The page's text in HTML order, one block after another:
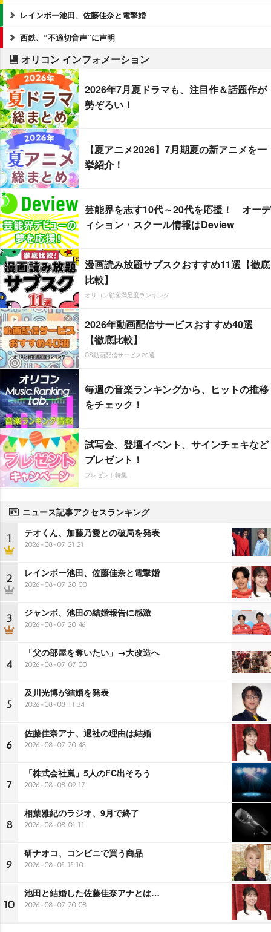
レインボー池田、佐藤佳奈と電撃婚
西鉄、“不適切音声”に声明
オリコン インフォメーション
2026年7月夏ドラマも、注目作＆話題作が
勢ぞろい！
【夏アニメ2026】7月期夏の新アニメを一
挙紹介！
芸能界を志す10代～20代を応援！ オーデ
ィション・スクール情報はDeview
漫画読み放題サブスクおすすめ11選【徹底
比較】
オリコン顧客満足度ランキング
2026年動画配信サービスおすすめ40選
【徹底比較】
CS動画配信サービス20選
毎週の音楽ランキングから、ヒットの推移
をチェック！
試写会、登壇イベント、サインチェキなど
プレゼント！
プレゼント特集
ニュース記事アクセスランキング
1 テオくん、加藤乃愛との破局を発表
2026-08-07 21:21
2 レインボー池田、佐藤佳奈と電撃婚
2026-08-07 20:00
3 ジャンボ、池田の結婚報告に感激
2026-08-07 20:46
4
「父の部屋を奪いたい」→大改造へ
2026-08-07 07:00
5
及川光博が結婚を発表
2026-08-08 11:34
6
佐藤佳奈アナ、退社の理由は結婚
2026-08-07 20:48
7
「株式会社嵐」5人のFC出そろう
2026-08-08 09:17
8
相葉雅紀のラジオ、9月で終了
2026-08-08 01:11
9
研ナオコ、コンビニで買う商品
2026-08-05 15:10
10
池田と結婚した佐藤佳奈アナとは…
2026-08-07 20:08